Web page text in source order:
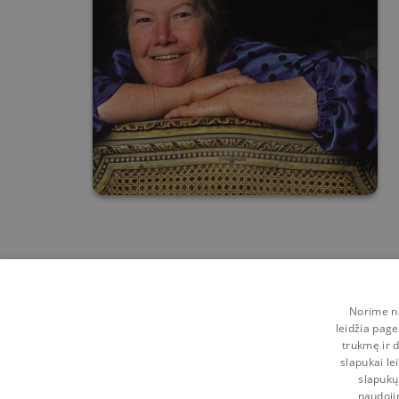
Norime
leidžia
trukmę ir
slapukai